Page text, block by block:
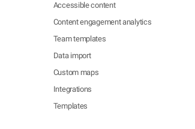
Accessible content
Content engagement analytics
Team templates
Data import
Custom maps
Integrations
Templates